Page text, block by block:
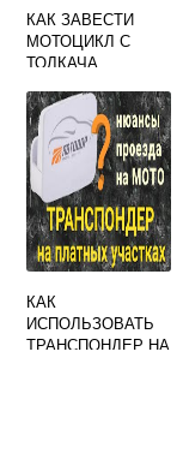
КАК ЗАВЕСТИ
МОТОЦИКЛ С
ТОЛКАЧА
КАК
ИСПОЛЬЗОВАТЬ
ТРАНСПОНДЕР НА